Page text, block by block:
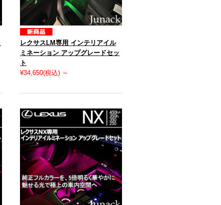
レクサスLM専用 インテリアイル
ミネーション アップグレードセッ
ト
¥34,650(税込) ～